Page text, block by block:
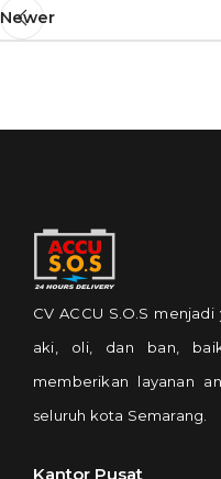
Newer
CV ACCU S.O.S
aki, oli, dan ban,
memberikan layanan
seluruh kota Semarang.
Kantor Pusat